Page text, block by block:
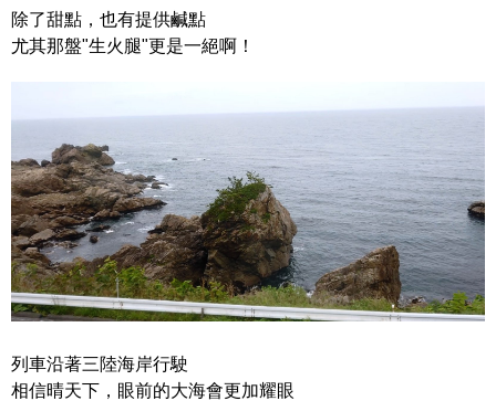
除了甜點，也有提供鹹點
尤其那盤"生火腿"更是一絕啊！
列車沿著三陸海岸行駛
相信晴天下，眼前的大海會更加耀眼